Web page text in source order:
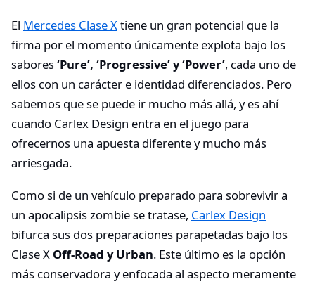
El Mercedes Clase Xtiene un gran potencial que la
firma por el momento únicamente explota bajo los
sabores‘Pure’, ‘Progressive’ y ‘Power’, cada uno de
ellos con un carácter e identidad diferenciados. Pero
sabemos que se puede ir mucho más allá, y es ahí
cuando Carlex Design entra en el juego para
ofrecernos una apuesta diferente y mucho más
arriesgada.
Como si de un vehículo preparado para sobrevivir a
un apocalipsis zombie se tratase, Carlex Design
bifurca sus dos preparaciones parapetadas bajo los
Clase X Off-Road y Urban. Este último es la opción
más conservadora y enfocada al aspecto meramente